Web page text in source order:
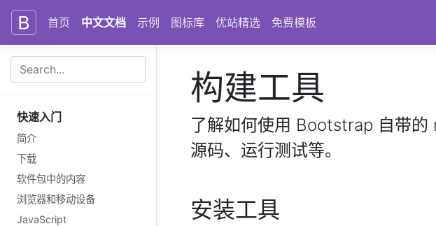
Skip to main content
Skip to docs navigation
首页 中文文档 示例 图标库 优站精选 免费模板
快速入门
简介
下载
软件包中的内容
浏览器和移动设备
JavaScript
构建工具
了解如何使用 Bootstrap 自带的
源码、运行测试等。
安装工具